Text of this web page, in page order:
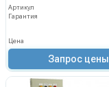
Артикул
Гарантия
Цена
Запрос цены